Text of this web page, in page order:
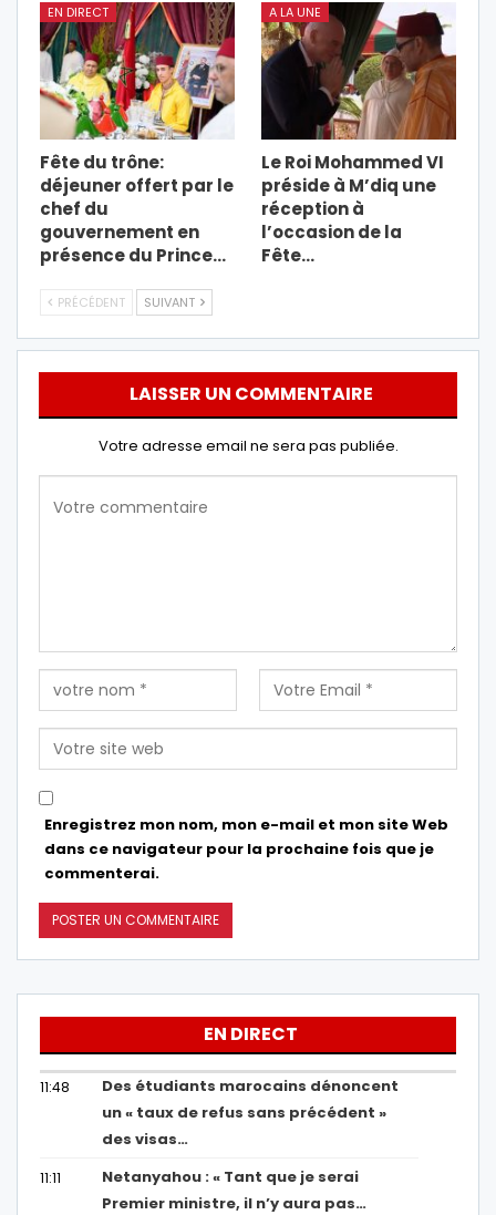
EN DIRECT
Fête du trône:
déjeuner offert par le
chef du
gouvernement en
présence du Prince…
A LA UNE
Le Roi Mohammed VI
préside à M’diq une
réception à
l’occasion de la
Fête…
PRÉCÉDENT SUIVANT
LAISSER UN COMMENTAIRE
Votre adresse email ne sera pas publiée.
Enregistrez mon nom, mon e-mail et mon site Web
dans ce navigateur pour la prochaine fois que je
commenterai.
EN DIRECT
11:48
Des étudiants marocains dénoncent
un « taux de refus sans précédent »
des visas…
11:11
Netanyahou : « Tant que je serai
Premier ministre, il n’y aura pas…